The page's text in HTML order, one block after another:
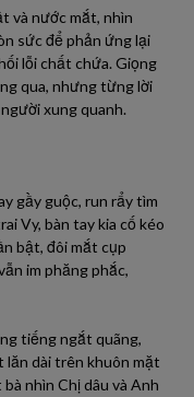
và nước mắt, nhìn
sức để phản ứng lại
lỗi chất chứa. Giọng
qua, nhưng từng lời
xung quanh.
gầy guộc, run rẩy tìm
Vy, bàn tay kia cố kéo
bật, đôi mắt cụp
im phăng phắc,
tiếng ngắt quãng,
lăn dài trên khuôn mặt
nhìn Chị dâu và Anh